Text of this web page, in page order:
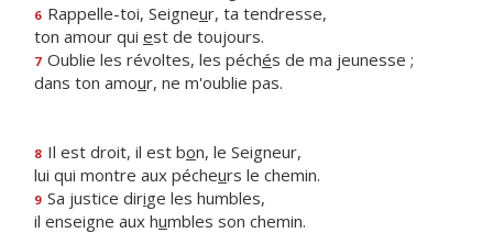
6 Rappelle-toi, Seigneur, ta tendresse,
ton amour qui est de toujours.
7 Oublie les révoltes, les péchés de ma jeunesse ;
dans ton amour, ne m'oublie pas.
8 Il est droit, il est bon, le Seigneur,
lui qui montre aux pécheurs le chemin.
9 Sa justice dirige les humbles,
il enseigne aux humbles son chemin.